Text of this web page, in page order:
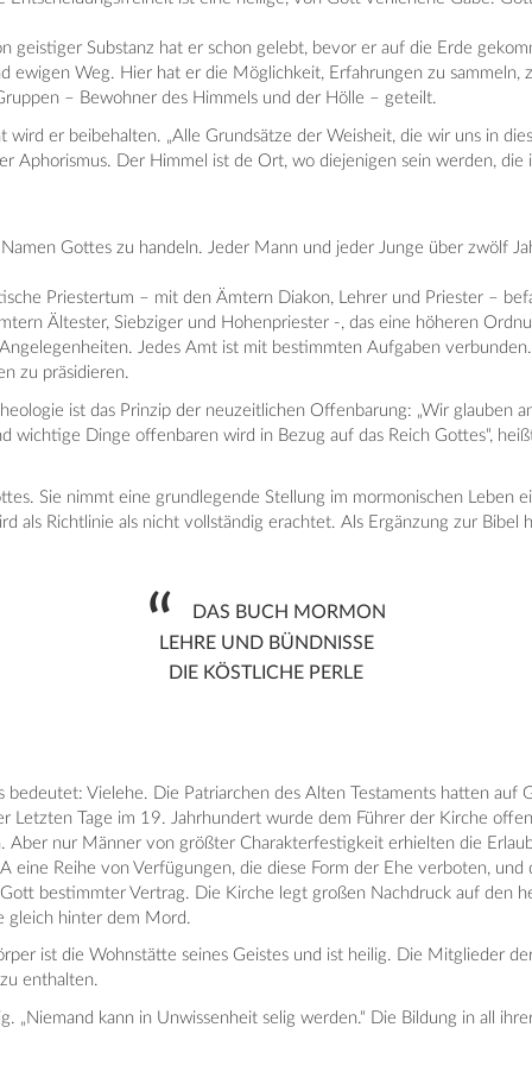
geistiger Substanz hat er schon gelebt, bevor er auf die Erde
Weg. Hier hat er die Möglichkeit, Erfahrungen zu sammeln,
– Bewohner des Himmels und der Hölle – geteilt.
er beibehalten. „Alle Grundsätze der Weisheit, die wir uns in
Aphorismus. Der Himmel ist de Ort, wo diejenigen sein werden,
Gottes zu handeln. Jeder Mann und jeder Junge über zwölf
Priestertum – mit den Ämtern Diakon, Lehrer und Priester –
Ältester, Siebziger und Hohenpriester -, das eine höheren
Jedes Amt ist mit bestimmten Aufgaben
zu präsidieren.
ist das Prinzip der neuzeitlichen Offenbarung: „Wir glauben
wichtige Dinge offenbaren wird in Bezug auf das Reich Gottes“,
Sie nimmt eine grundlegende Stellung im mormonischen Leben
als Richtlinie als nicht vollständig erachtet. Als Ergänzung zur
DAS BUCH MORMON
LEHRE UND BÜNDNISSE
DIE KÖSTLICHE PERLE
Vielehe. Die Patriarchen des Alten Testaments hatten auf
Letzten Tage im 19. Jahrhundert wurde dem Führer der Kirche
nur Männer von größter Charakterfestigkeit erhielten die
eine Reihe von Verfügungen, die diese Form der Ehe verboten,
bestimmter Vertrag. Die Kirche legt großen Nachdruck auf den
gleich hinter dem Mord.
ist die Wohnstätte seines Geistes und ist heilig. Die Mitglieder
enthalten.
„Niemand kann in Unwissenheit selig werden.“ Die Bildung in all